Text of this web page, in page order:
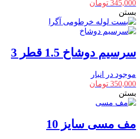
345,000 تومان
بستن
سرسیم دوشاخ 1.5 قطر 3
موجود در انبار
350,000 تومان
بستن
مف مسی سایز 10